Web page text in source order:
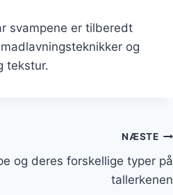
svampene er tilberedt
og
tekstur.
NÆSTE
og deres forskellige typer på
tallerkenen